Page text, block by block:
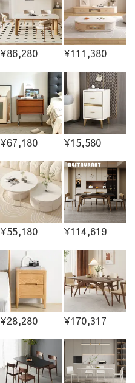
¥86,280 ¥111,380
¥67,180 ¥15,580
¥55,180 ¥114,619
¥28,280 ¥170,317